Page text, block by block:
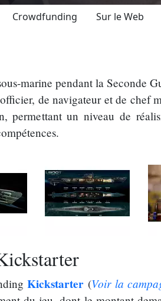
Crowdfunding Sur le Web
marine pendant la Seconde
de navigateur et de chef
un niveau de
Kickstarter (Voir la